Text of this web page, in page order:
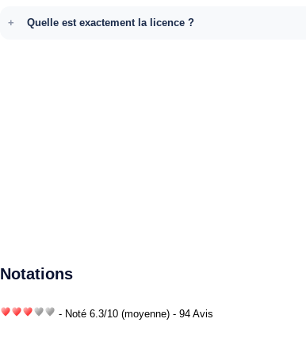
Quelle est exactement la licence ?
Notations
- Noté 6.3/10 (moyenne) - 94 Avis